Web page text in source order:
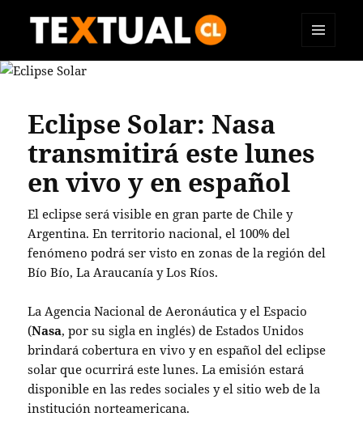
TEXTUAL
Eclipse Solar: Nasa
transmitirá este lunes
en vivo y en español
El eclipse será visible en gran parte de Chile y
Argentina. En territorio nacional, el 100% del
fenómeno podrá ser visto en zonas de la región del
Bío Bío, La Araucanía y Los Ríos.
La Agencia Nacional de Aeronáutica y el Espacio
(Nasa, por su sigla en inglés) de Estados Unidos
brindará cobertura en vivo y en español del eclipse
solar que ocurrirá este lunes. La emisión estará
disponible en las redes sociales y el sitio web de la
institución norteamericana.